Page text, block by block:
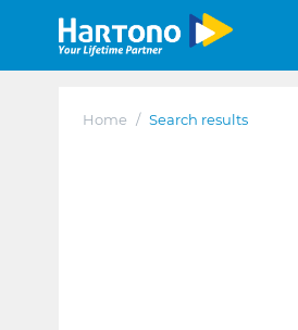
Home / Search results